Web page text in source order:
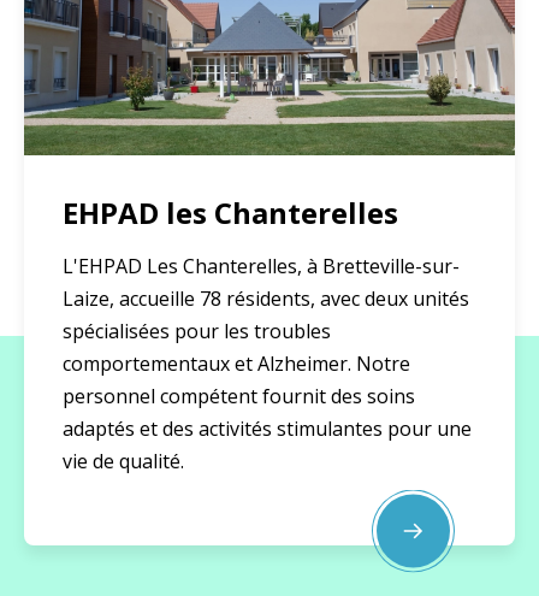
EHPAD les Chanterelles
L'EHPAD Les Chanterelles, à Bretteville-sur-
Laize, accueille 78 résidents, avec deux unités
spécialisées pour les troubles
comportementaux et Alzheimer. Notre
personnel compétent fournit des soins
adaptés et des activités stimulantes pour une
vie de qualité.